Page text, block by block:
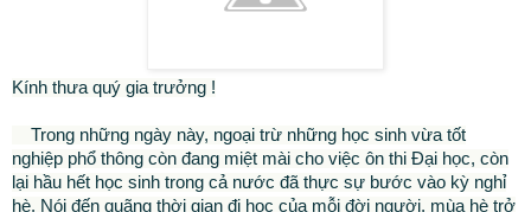
Kính thưa quý gia trưởng !
Trong những ngày này, ngoại trừ những học sinh vừa tốt
nghiệp phổ thông còn đang miệt mài cho việc ôn thi Đại học, còn
lại hầu hết học sinh trong cả nước đã thực sự bước vào kỳ nghỉ
hè. Nói đến quãng thời gian đi học của mỗi đời người, mùa hè trở